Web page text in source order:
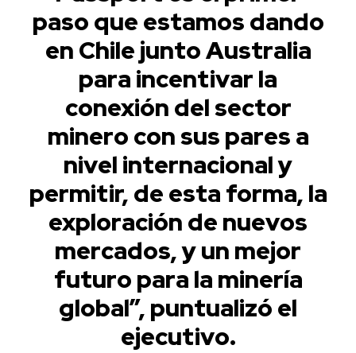
paso que estamos dando
en Chile junto Australia
para incentivar la
conexión del sector
minero con sus pares a
nivel internacional y
permitir, de esta forma, la
exploración de nuevos
mercados, y un mejor
futuro para la minería
global”, puntualizó el
ejecutivo.